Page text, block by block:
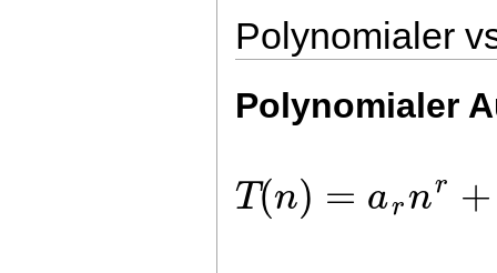
Polynomialer
Polynomialer
T(n) = arnr +